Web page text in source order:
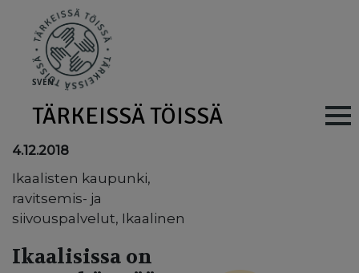
SVEN
TÄRKEISSÄ TÖISSÄ Main
4.12.2018
Ikaalisten kaupunki,
ravitsemis- ja
siivouspalvelut, Ikaalinen
Ikaalisissa on